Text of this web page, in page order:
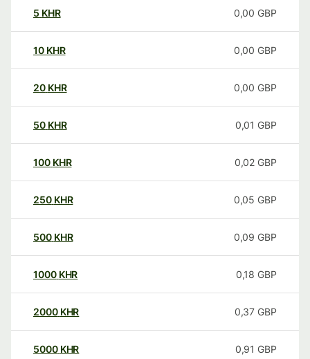
5 KHR 0,00 GBP
10 KHR 0,00 GBP
20 KHR 0,00 GBP
50 KHR 0,01 GBP
100 KHR 0,02 GBP
250 KHR 0,05 GBP
500 KHR 0,09 GBP
1000 KHR 0,18 GBP
2000 KHR 0,37 GBP
5000 KHR 0,91 GBP